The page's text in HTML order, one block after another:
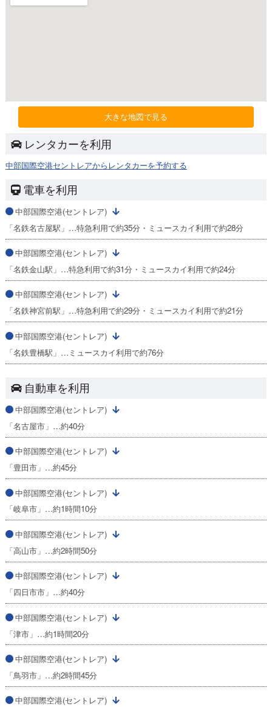
大きな地図で見る
レンタカーを利用
中部国際空港セントレアからレンタカーを予約する
電車を利用
中部国際空港(セントレア)
「名鉄名古屋駅」…特急利用で約35分・ミュースカイ利用で約28分
中部国際空港(セントレア)
「名鉄金山駅」…特急利用で約31分・ミュースカイ利用で約24分
中部国際空港(セントレア)
「名鉄神宮前駅」…特急利用で約29分・ミュースカイ利用で約21分
中部国際空港(セントレア)
「名鉄豊橋駅」…ミュースカイ利用で約76分
自動車を利用
中部国際空港(セントレア)
「名古屋市」…約40分
中部国際空港(セントレア)
「豊田市」…約45分
中部国際空港(セントレア)
「岐阜市」…約1時間10分
中部国際空港(セントレア)
「高山市」…約2時間50分
中部国際空港(セントレア)
「四日市市」…約40分
中部国際空港(セントレア)
「津市」…約1時間20分
中部国際空港(セントレア)
「鳥羽市」…約2時間45分
中部国際空港(セントレア)